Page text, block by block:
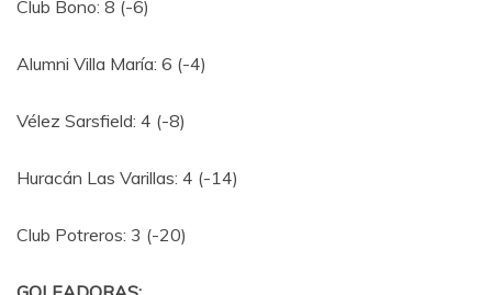
Club Bono: 8 (-6)
Alumni Villa María: 6 (-4)
Vélez Sarsfield: 4 (-8)
Huracán Las Varillas: 4 (-14)
Club Potreros: 3 (-20)